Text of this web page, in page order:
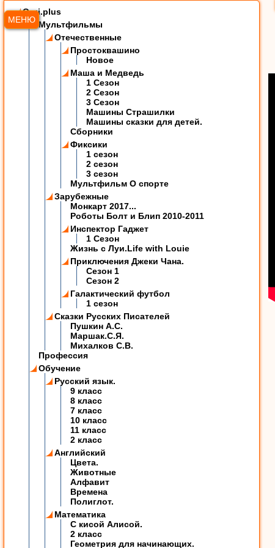
МЕНЮ
Ozzi.plus
Мультфильмы
Отечественные
Простоквашино
Новое
Маша и Медведь
1 Сезон
2 Сезон
3 Сезон
Машины Страшилки
Машины сказки для детей.
Сборники
Фиксики
1 сезон
2 сезон
3 сезон
Мультфильм О спорте
Зарубежные
Монкарт 2017...
Роботы Болт и Блип 2010-2011
Инспектор Гаджет
1 Сезон
Жизнь с Луи.Life with Louie
Приключения Джеки Чана.
Сезон 1
Сезон 2
Галактический футбол
1 сезон
Сказки Русских Писателей
Пушкин А.С.
Маршак.С.Я.
Михалков С.В.
Профессия
Обучение
Русский язык.
9 класс
8 класс
7 класс
10 класс
11 класс
2 класс
Английский
Цвета.
Животные
Алфавит
Времена
Полиглот.
Математика
C кисой Алисой.
2 класс
Геометрия для начинающих.